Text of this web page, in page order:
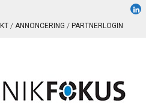
ANNONCERING PARTNERLOGIN